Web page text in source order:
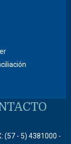
(57 - 5) 4381000 -